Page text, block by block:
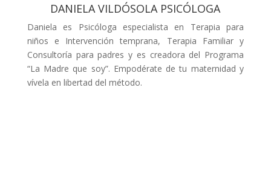
DANIELA VILDÓSOLA PSICÓLOGA
Daniela es Psicóloga especialista en Terapia para
niños e Intervención temprana, Terapia Familiar y
Consultoría para padres y es creadora del Programa
“La Madre que soy”. Empodérate de tu maternidad y
vívela en libertad del método.